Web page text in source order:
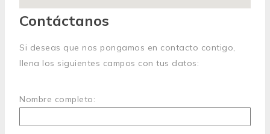
Contáctanos
Si deseas que nos pongamos en contacto contigo,
llena los siguientes campos con tus datos:
Nombre completo: